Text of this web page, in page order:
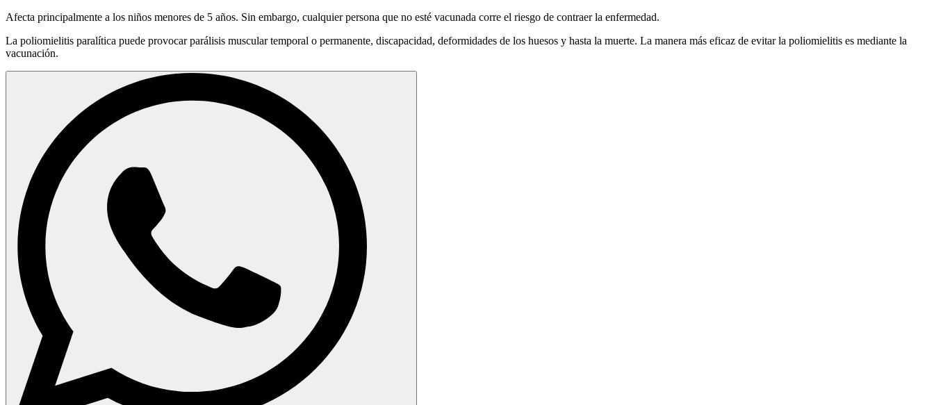
Afecta principalmente a los niños menores de 5 años. Sin embargo, cualquier persona que no esté vacunada corre el riesgo de contraer la enfermedad.
La poliomielitis paralítica puede provocar parálisis muscular temporal o permanente, discapacidad, deformidades de los huesos y hasta la muerte. La manera más eficaz de evitar la poliomielitis es mediante la
vacunación.